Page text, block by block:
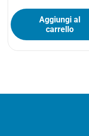
Aggiungi al
carrello